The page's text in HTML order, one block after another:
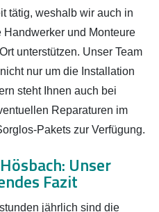
tätig, weshalb wir auch in
und Monteure
unterstützen. Unser Team
nur um die Installation
steht Ihnen auch bei
Reparaturen im
Pakets zur Verfügung.
Unser
Fazit
jährlich sind die